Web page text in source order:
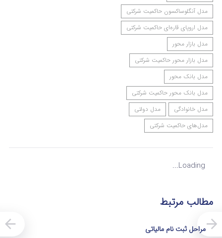
مدل آنگلوساکسون حاکمیت شرکتی
مدل اروپای قاره‌ای حاکمیت شرکتی
مدل بازار محور
مدل بازار محور حاکمیت شرکتی
مدل بانک محور
مدل بانک محور حاکمیت شرکتی
مدل خانوادگی
مدل دولتی
مدل‌های حاکمیت شرکتی
Loading...
مطالب مرتبط
مراحل ثبت نام مالیاتی